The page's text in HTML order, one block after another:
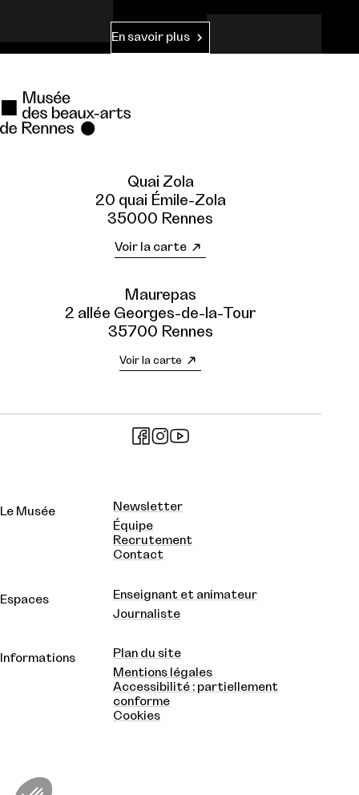
En savoir plus
Quai Zola
20 quai Émile-Zola
35000 Rennes
Voir la carte
Maurepas
2 allée Georges-de-la-Tour
35700 Rennes
Voir la carte
Le Musée
Newsletter
Équipe
Recrutement
Contact
Espaces
Enseignant et animateur
Journaliste
Informations
Plan du site
Mentions légales
Accessibilité : partiellement
conforme
Cookies